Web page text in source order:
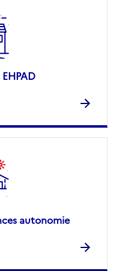
autonomie